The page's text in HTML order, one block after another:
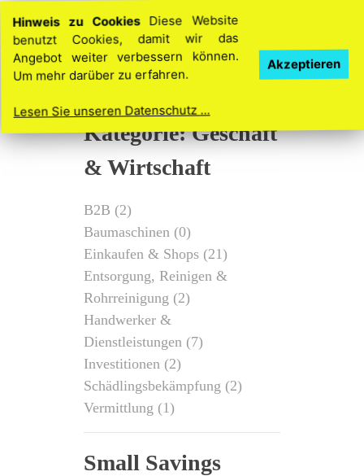
Kategorie: Geschäft
& Wirtschaft
B2B (2)
Baumaschinen (0)
Einkaufen & Shops (21)
Entsorgung, Reinigen &
Rohrreinigung (2)
Handwerker &
Dienstleistungen (7)
Investitionen (2)
Schädlingsbekämpfung (2)
Vermittlung (1)
Small Savings
Hinweis zu CookiesDiese Website
benutzt Cookies, damit wir das
Angebot weiter verbessern können.
Um mehr darüber zu erfahren.
Lesen Sie unseren Datenschutz ...
Akzeptieren